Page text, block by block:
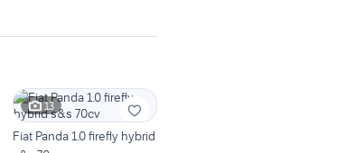
13
Fiat Panda 1.0 firefly hybrid